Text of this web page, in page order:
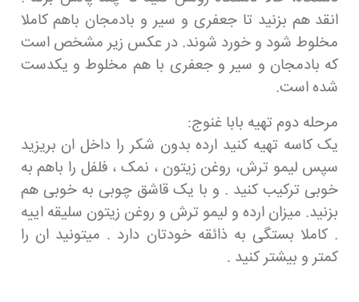
انقد هم بزنید تا جعفری و سیر و بادمجان باهم کاملا
مخلوط شود و خورد شوند. در عکس زیر مشخص است
که بادمجان و سیر و جعفری با هم مخلوط و یکدست
شده است.
مرحله دوم تهیه بابا غنوج:
یک کاسه تهیه کنید ارده بدون شکر را داخل ان بریزید
سپس لیمو ترش، روغن زیتون ، نمک ، فلفل را باهم به
خوبی ترکیب کنید . و با یک قاشق چوبی به خوبی هم
بزنید. میزان ارده و لیمو ترش و روغن زیتون سلیقه اییه
. کاملا بستگی به ذائقه خودتان دارد . میتونید ان را
کمتر و بیشتر کنید .